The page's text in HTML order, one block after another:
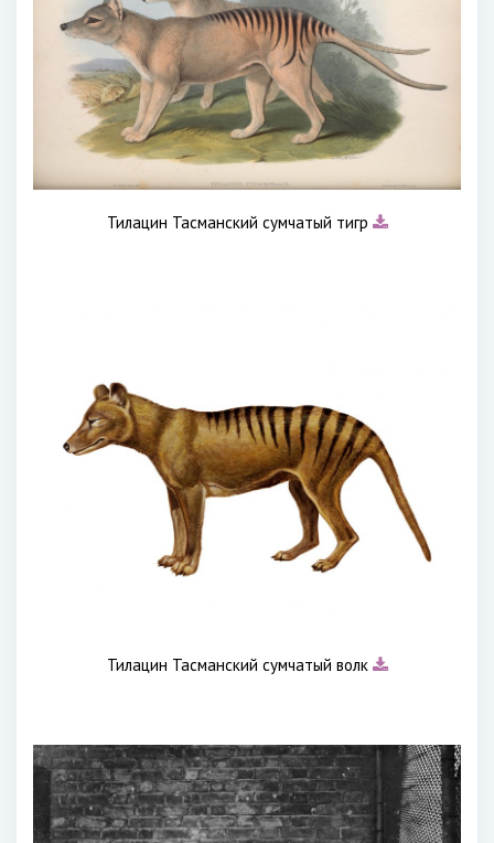
Тилацин Тасманский сумчатый тигр
Тилацин Тасманский сумчатый волк